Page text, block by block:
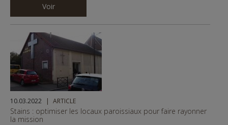
Voir
10.03.2022 ARTICLE
Stains : optimiser les locaux paroissiaux pour faire rayonner
la mission